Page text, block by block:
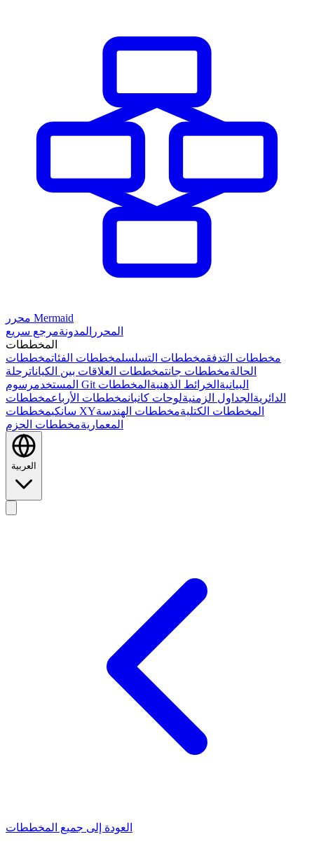
محرر Mermaid
المحرر المدونةمرجع سريع
المخططات
مخططات التدفقمخططات التسلسلمخططات الفئاتمخططات
الحالةمخططات جانتمخططات العلاقات بين الكياناترحلة
المستخدم
رسوم Git البيانية الخرائط الذهنية المخططات
الدائرية الجداول الزمنيةلوحات كانبانمخططات الأرباعمخططات
سانكي مخططات XY المخططات الكتليةمخططات الهندسة
المعماريةمخططات الحزم
العربية
العودة إلى جميع المخططات